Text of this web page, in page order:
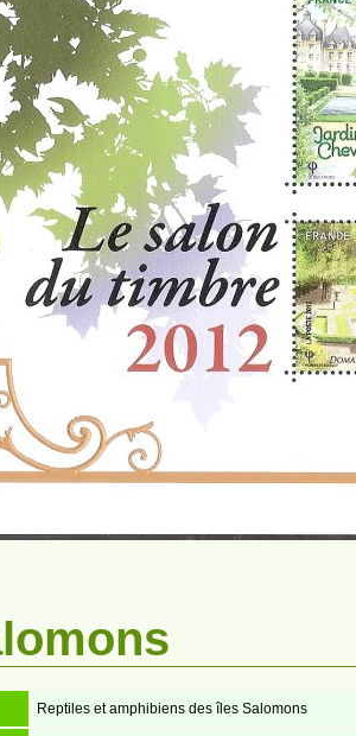
Reptiles et amphibiens des îles Salomons